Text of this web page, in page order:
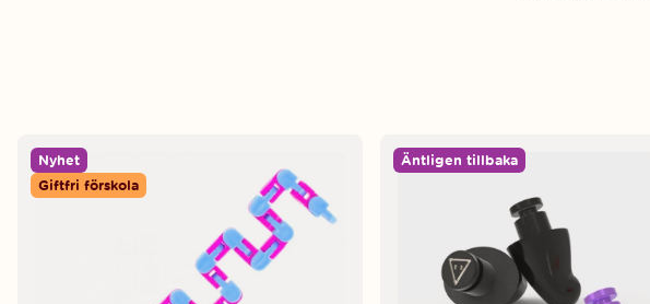
Nyhet
Giftfri förskola
Äntligen tillbaka